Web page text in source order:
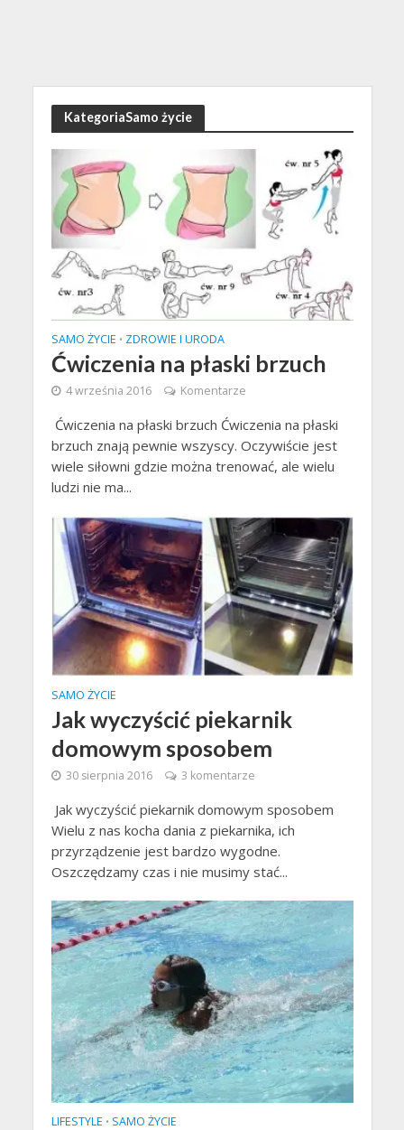
KategoriaSamo życie
SAMO ŻYCIE • ZDROWIE I URODA
Ćwiczenia na płaski brzuch
4 września 2016 Komentarze
Ćwiczenia na płaski brzuch Ćwiczenia na płaski
brzuch znają pewnie wszyscy. Oczywiście jest
wiele siłowni gdzie można trenować, ale wielu
ludzi nie ma...
SAMO ŻYCIE
Jak wyczyścić piekarnik
domowym sposobem
30 sierpnia 2016 3 komentarze
Jak wyczyścić piekarnik domowym sposobem
Wielu z nas kocha dania z piekarnika, ich
przyrządzenie jest bardzo wygodne.
Oszczędzamy czas i nie musimy stać...
LIFESTYLE • SAMO ŻYCIE